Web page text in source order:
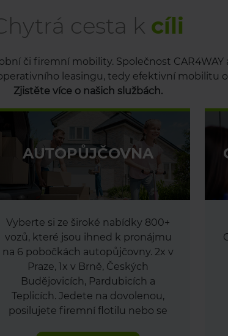
cesta k cíli
či firemní mobility. Společnost CAR4WAY
leasingu, tedy efektivní mobilitu
Zjistěte více o našich službách.
AUTOPŮJČOVNA
Vyberte si ze široké nabídky 800+
vozů, které jsou ihned k pronájmu
na 6 pobočkách autopůjčovny. 2x v
Praze, 1x v Brně, Českých
Budějovicích, Pardubicích a
Teplicích. Jedete na dovolenou,
posilujete firemní flotilu nebo se